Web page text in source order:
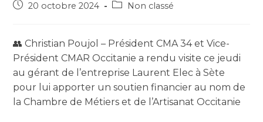
20 octobre 2024 Non classé
👥 Christian Poujol – Président CMA 34 et Vice-
Président CMAR Occitanie a rendu visite ce jeudi
au gérant de l’entreprise Laurent Elec à Sète
pour lui apporter un soutien financier au nom de
la Chambre de Métiers et de l’Artisanat Occitanie